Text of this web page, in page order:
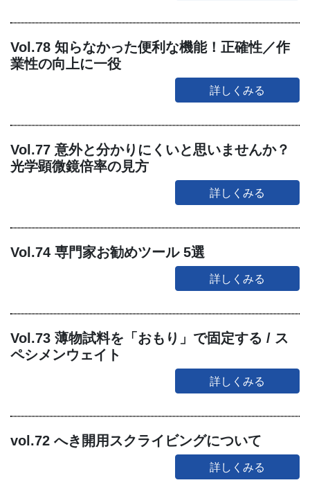
Vol.78 知らなかった便利な機能！正確性／作
業性の向上に一役
詳しくみる
Vol.77 意外と分かりにくいと思いませんか？
光学顕微鏡倍率の見方
詳しくみる
Vol.74 専門家お勧めツール 5選
詳しくみる
Vol.73 薄物試料を「おもり」で固定する / ス
ペシメンウェイト
詳しくみる
vol.72 へき開用スクライビングについて
詳しくみる